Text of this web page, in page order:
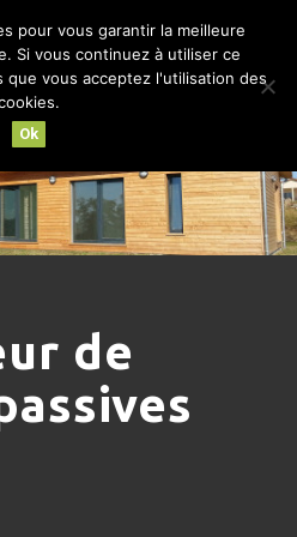
MENU
de
pour vous garantir la meilleure
Si vous continuez à utiliser ce
que vous acceptez l'utilisation des
Ok